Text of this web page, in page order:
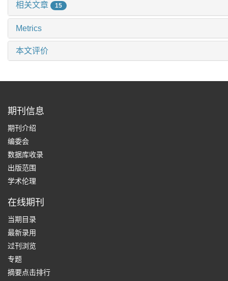
相关文章 15
Metrics
本文评价
期刊信息
期刊介绍
编委会
数据库收录
出版范围
学术伦理
在线期刊
当期目录
最新录用
过刊浏览
专题
摘要点击排行